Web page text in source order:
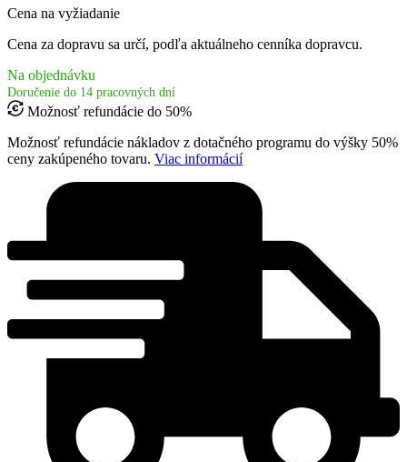
Cena na vyžiadanie
Cena za dopravu sa určí, podľa aktuálneho cenníka dopravcu.
Na objednávku
Doručenie do 14 pracovných dní
Možnosť refundácie do 50%
Možnosť refundácie nákladov z dotačného programu do výšky 50%
ceny zakúpeného tovaru. Viac informácií